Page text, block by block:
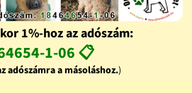
1%-hoz az adószám:
1-06 📋
adószámra a másoláshoz.)